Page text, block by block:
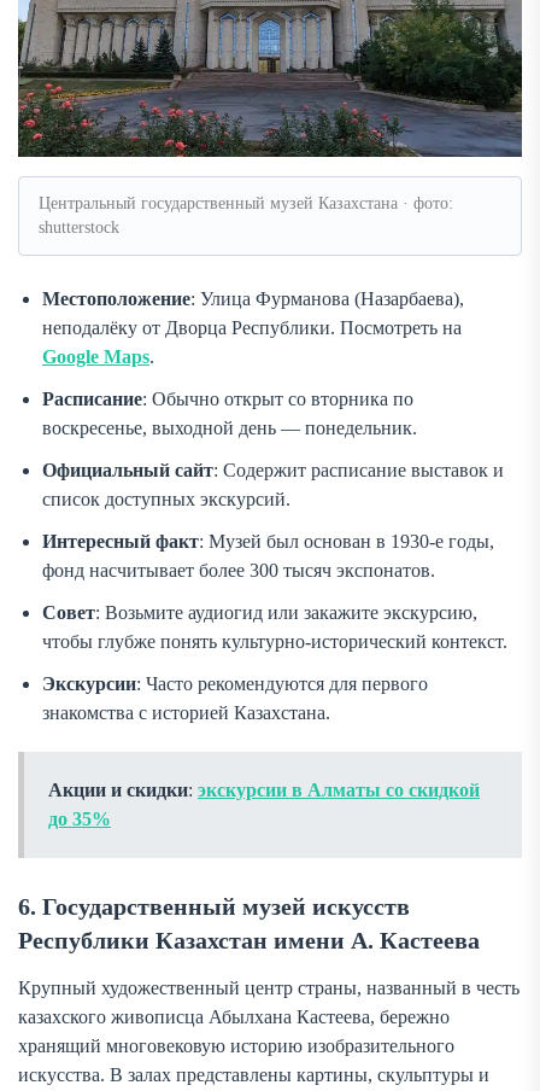
Центральный государственный музей Казахстана · фото:
shutterstock
Местоположение: Улица Фурманова (Назарбаева),
неподалёку от Дворца Республики. Посмотреть на
Google Maps.
Расписание: Обычно открыт со вторника по
воскресенье, выходной день — понедельник.
Официальный сайт: Содержит расписание выставок и
список доступных экскурсий.
Интересный факт: Музей был основан в 1930-е годы,
фонд насчитывает более 300 тысяч экспонатов.
Совет: Возьмите аудиогид или закажите экскурсию,
чтобы глубже понять культурно-исторический контекст.
Экскурсии: Часто рекомендуются для первого
знакомства с историей Казахстана.
Акции и скидки: экскурсии в Алматы со скидкой
до 35%
6. Государственный музей искусств
Республики Казахстан имени А. Кастеева
Крупный художественный центр страны, названный в честь
казахского живописца Абылхана Кастеева, бережно
хранящий многовековую историю изобразительного
искусства. В залах представлены картины, скульптуры и